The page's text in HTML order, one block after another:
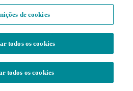
de cookies
todos os cookies
todos os cookies